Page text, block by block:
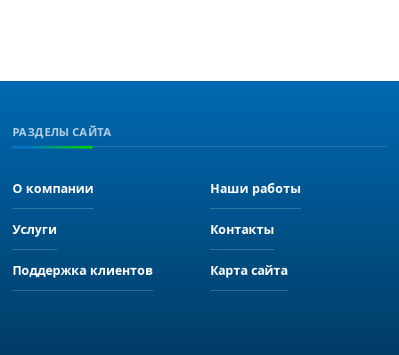
РАЗДЕЛЫ САЙТА
О компании Наши работы
Услуги Контакты
Поддержка клиентов Карта сайта